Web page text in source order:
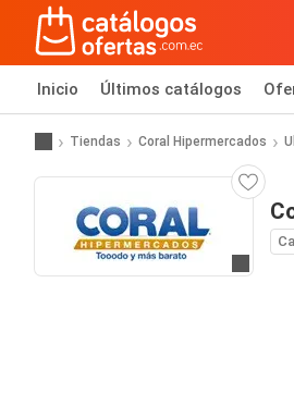
Inicio Últimos catálogos
Tiendas Coral Hipermercados